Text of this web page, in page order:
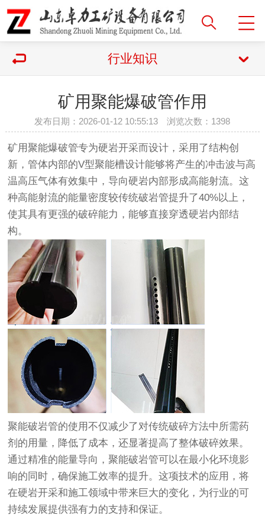
行业知识
矿用聚能爆破管作用
发布日期：2026-01-12 10:55:13 浏览次数： 1398
矿用聚能爆破管专为硬岩开采而设计，采用了结构创
新，管体内部的V型聚能槽设计能够将产生的冲击波与高
温高压气体有效集中，导向硬岩内部形成高能射流。这
种高能射流的能量密度较传统破岩管提升了40%以上，
使其具有更强的破碎能力，能够直接穿透硬岩内部结
构。
聚能破岩管的使用不仅减少了对传统破碎方法中所需药
剂的用量，降低了成本，还显著提高了整体破碎效果。
通过精准的能量导向，聚能破岩管可以在最小化环境影
响的同时，确保施工效率的提升。这项技术的应用，将
在硬岩开采和施工领域中带来巨大的变化，为行业的可
持续发展提供强有力的支持和保证。